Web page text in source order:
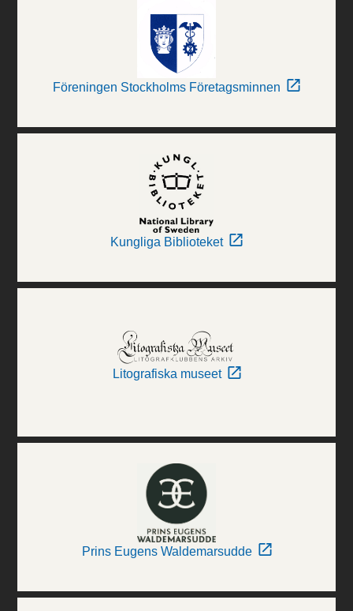
Föreningen Stockholms Företagsminnen
Kungliga Biblioteket
Litografiska museet
Prins Eugens Waldemarsudde